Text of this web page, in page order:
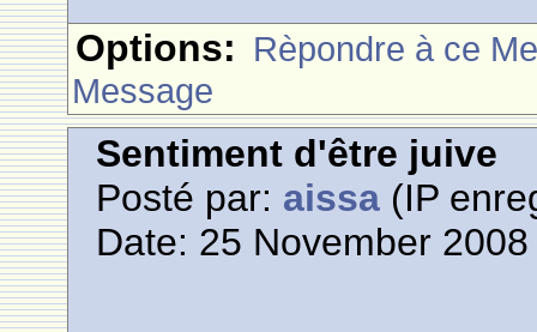
Options: Rèpondre à ce
Message
Sentiment d'être juive
Posté par: aissa (IP
Date: 25 November